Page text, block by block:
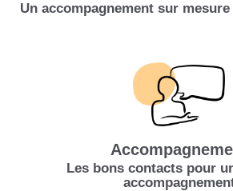
Un accompagnement sur
Les bons contacts pour